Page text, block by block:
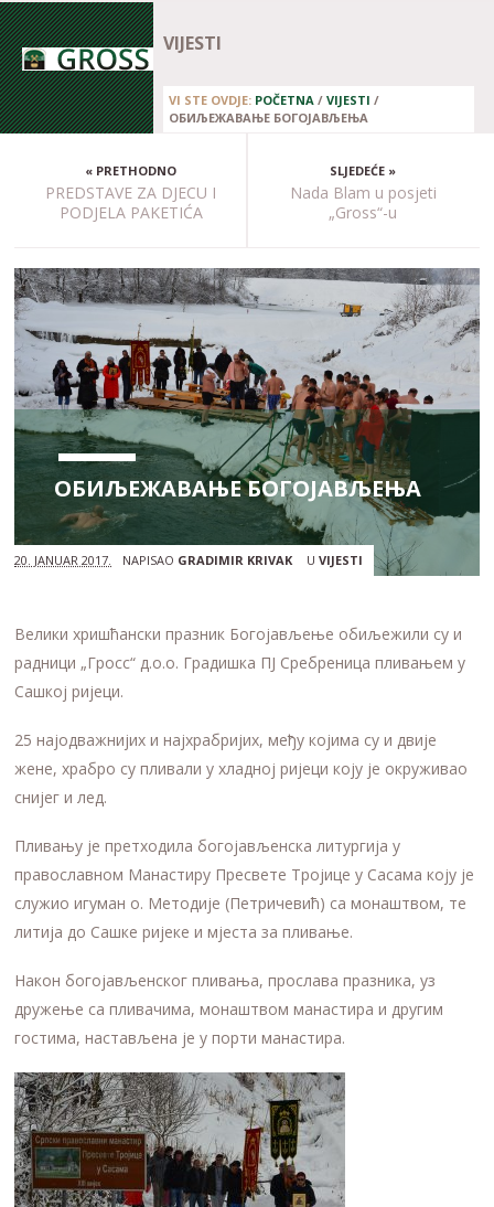
VIJESTI
VI STE OVDJE: POČETNA /VIJESTI /
ОБИЉЕЖАВАЊЕ БОГОЈАВЉЕЊА
« PRETHODNO
PREDSTAVE ZA DJECU I
PODJELA PAKETIĆA
SLJEDEĆE »
Nada Blam u posjeti
„Gross“-u
ОБИЉЕЖАВАЊЕ БОГОЈАВЉЕЊА
20. JANUAR 2017. NAPISAO GRADIMIR KRIVAK UVIJESTI
Велики хришћански празник Богојављење обиљежили су и
радници „Гросс“ д.о.о. Градишка ПЈ Сребреница пливањем у
Сашкој ријеци.
25 најодважнијих и најхрабријих, међу којима су и двије
жене, храбро су пливали у хладној ријеци коју је окруживао
снијег и лед.
Пливању је претходила богојављенска литургија у
православном Манастиру Пресвете Тројице у Сасама коју је
служио игуман о. Методије (Петричевић) са монаштвом, те
литија до Сашке ријеке и мјеста за пливање.
Након богојављенског пливања, прослава празника, уз
дружење са пливачима, монаштвом манастира и другим
гостима, настављена је у порти манастира.